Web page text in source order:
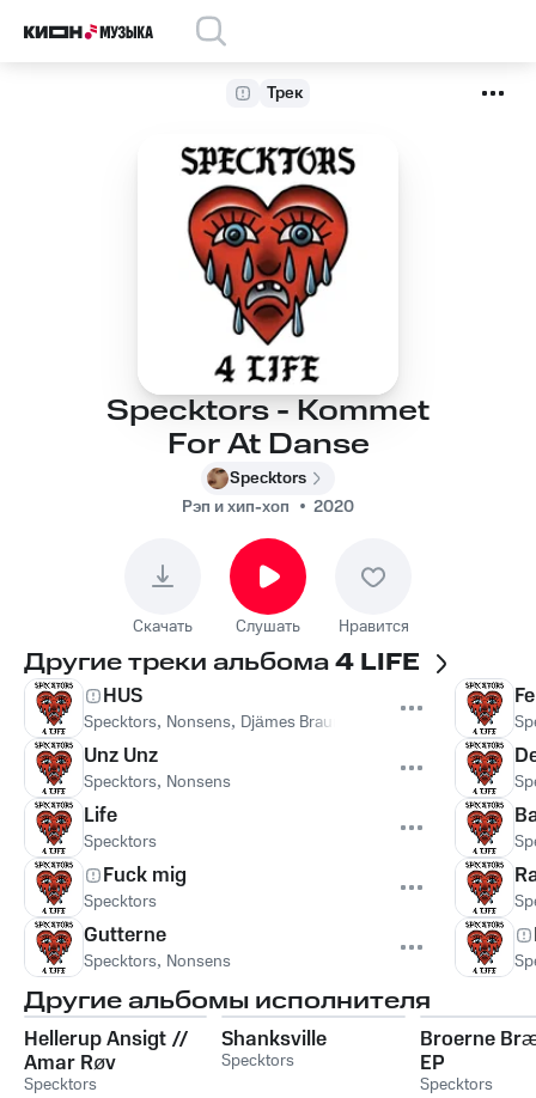
Трек
Specktors - Kommet
For At Danse
Specktors
Рэп и хип-хоп
2020
Скачать Слушать Нравится
Другие треки альбома4 LIFE
HUS
Specktors, Nonsens, Djämes Braun
Unz Unz
Specktors, Nonsens
Life
Specktors
Fuck mig
Specktors
Gutterne
Specktors, Nonsens
Другие альбомы исполнителя
Hellerup Ansigt //
Amar Røv
Specktors
Shanksville
Specktors
Broerne
EP
Specktors